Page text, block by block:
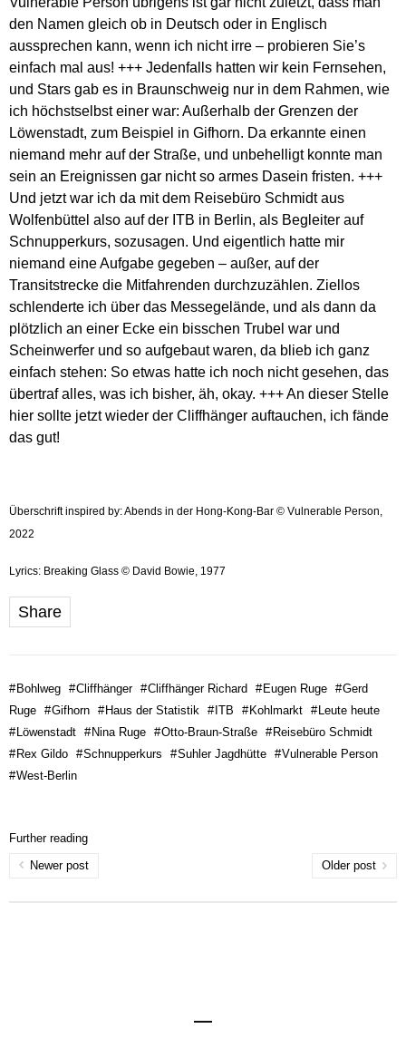
den Namen gleich ob in Deutsch oder in Englisch
aussprechen kann, wenn ich nicht irre – probieren Sie’s
einfach mal aus! +++ Jedenfalls hatten wir kein Fernsehen,
und Stars gab es in Braunschweig nur in dem Rahmen, wie
ich höchstselbst einer war: Außerhalb der Grenzen der
Löwenstadt, zum Beispiel in Gifhorn. Da erkannte einen
niemand mehr auf der Straße, und unbehelligt konnte man
sein an Ereignissen gar nicht so armes Dasein fristen. +++
Und jetzt war ich da mit dem Reisebüro Schmidt aus
Wolfenbüttel also auf der ITB in Berlin, als Begleiter auf
Schnupperkurs, sozusagen. Und eigentlich hatte mir
niemand eine Aufgabe gegeben – außer, auf der
Transitstrecke die Mitfahrenden durchzuzählen. Ziellos
schlenderte ich über das Messegelände, und als dann da
plötzlich an einer Ecke ein bisschen Trubel war und
Scheinwerfer und so aufgebaut waren, da blieb ich ganz
einfach stehen: So etwas hatte ich noch nicht gesehen, das
übertraf alles, was ich bisher, äh, okay. +++ An dieser Stelle
hier sollte jetzt wieder der Cliffhänger auftauchen, ich fände
das gut!
Überschrift inspired by: Abends in der Hong-Kong-Bar © Vulnerable Person,
2022
Lyrics: Breaking Glass © David Bowie, 1977
Share
#Bohlweg #Cliffhänger #Cliffhänger Richard #Eugen Ruge #Gerd
Ruge #Gifhorn #Haus der Statistik #ITB #Kohlmarkt #Leute heute
#Löwenstadt #Nina Ruge #Otto-Braun-Straße #Reisebüro Schmidt
#Rex Gildo #Schnupperkurs #Suhler Jagdhütte #Vulnerable Person
#West-Berlin
Further reading
Older post
Newer post